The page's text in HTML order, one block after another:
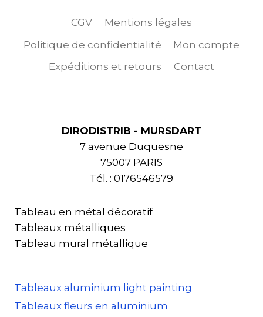
CGV
Mentions légales
Politique de confidentialité
Mon compte
Expéditions et retours
Contact
DIRODISTRIB - MURSDART
7 avenue Duquesne
75007 PARIS
Tél. : 0176546579
Tableau en métal décoratif
Tableaux métalliques
Tableau mural métallique
Tableaux aluminium light painting
Tableaux fleurs en aluminium